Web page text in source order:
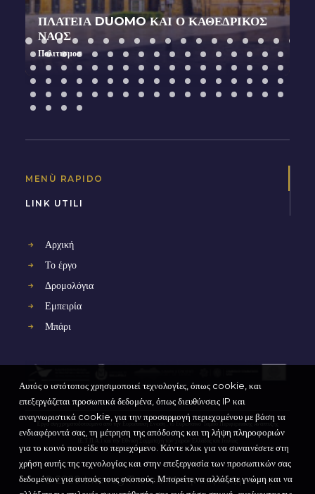
ΠΛΑΤΕΊΑ DUOMO ΚΑΙ Ο ΚΑΘΕΔΡΙΚΟΣ
ΝΑΟΣ
Πολιτισμοσ
MENÙ RAPIDO
LINK UTILI
Αρχική
Το έργο
Δρομολόγια
Εμπειρία
Μπάρι
Έργο συγχρηματοδοτούμενο από την Ευρωπαϊκή Ένωση , το Ευρωπαϊκό Ταμείο Περιφερειακής Ανάπτυξης
© 2020 Interreg Themis. Με την επιφύλαξη παντός
Αυτός ο ιστότοπος χρησιμοποιεί τεχνολογίες, όπως cookie, και
επεξεργάζεται προσωπικά δεδομένα, όπως διευθύνσεις IP και
αναγνωριστικά cookie, για την προσαρμογή περιεχομένου με βάση τα
ενδιαφέροντά σας, τη μέτρηση της απόδοσης και τη λήψη πληροφοριών
για το κοινό που είδε το περιεχόμενο. Κάντε κλικ για να συναινέσετε στη
χρήση αυτής της τεχνολογίας και στην επεξεργασία των προσωπικών σας
δεδομένων για αυτούς τους σκοπούς. Μπορείτε να αλλάξετε γνώμη και να